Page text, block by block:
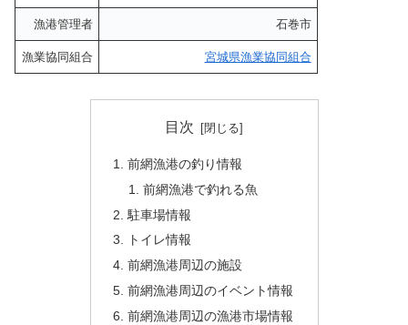
漁港管理者 石巻市
漁業協同組合 宮城県漁業協同組合
目次
前網漁港の釣り情報
前網漁港で釣れる魚
駐車場情報
トイレ情報
前網漁港周辺の施設
前網漁港周辺のイベント情報
前網漁港周辺の漁港市場情報